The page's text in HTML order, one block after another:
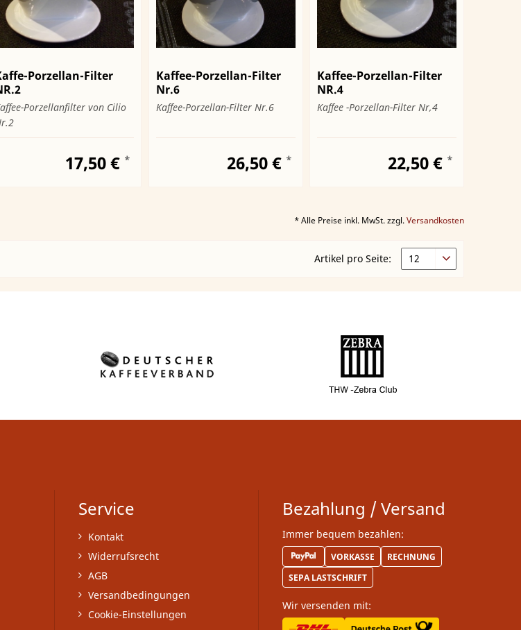
Porzellan-Filter
Porzellanfilter von Cilio
17,50 € *
Kaffee-Porzellan-Filter
Nr.6
Kaffee-Porzellan-Filter Nr.6
26,50 € *
Kaffee-Porzellan-Filter
NR.4
Kaffee -Porzellan-Filter Nr,4
22,50 € *
* Alle Preise inkl. MwSt. zzgl.Versandkosten
Artikel pro Seite:
Service
Kontakt
Widerrufsrecht
AGB
Versandbedingungen
Cookie-Einstellungen
Bezahlung / Versand
Immer bequem bezahlen:
VORKASSE
RECHNUNG
SEPA LASTSCHRIFT
Wir versenden mit: